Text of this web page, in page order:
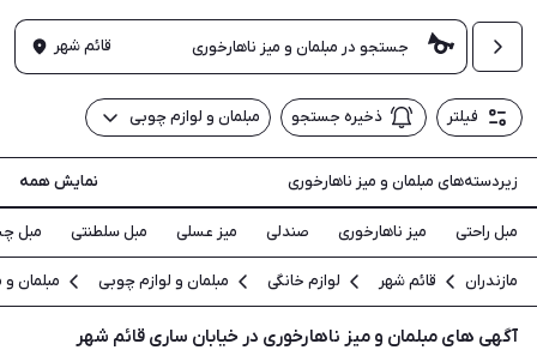
قائم شهر
فیلتر ذخیره جستجو مبلمان و لوازم چوبی
زیردسته‌های مبلمان و میز ناهارخوری نمایش همه
مبل راحتی میز ناهارخوری صندلی میز عسلی مبل سلطنتی مبل
مازندران قائم شهر لوازم خانگی مبلمان و لوازم چوبی مبلمان و
آگهی های مبلمان و میز ناهارخوری در خیابان ساری قائم شهر